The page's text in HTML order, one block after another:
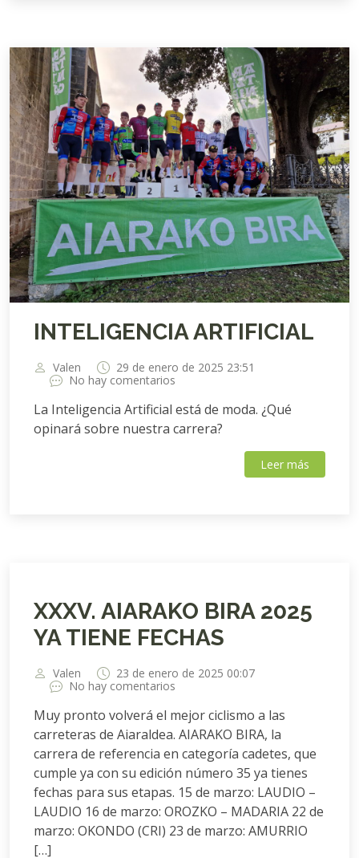
INTELIGENCIA ARTIFICIAL
Valen
29 de enero de 2025 23:51
No hay comentarios
La Inteligencia Artificial está de moda. ¿Qué
opinará sobre nuestra carrera?
Leer más
XXXV. AIARAKO BIRA 2025
YA TIENE FECHAS
Valen
23 de enero de 2025 00:07
No hay comentarios
Muy pronto volverá el mejor ciclismo a las
carreteras de Aiaraldea. AIARAKO BIRA, la
carrera de referencia en categoría cadetes, que
cumple ya con su edición número 35 ya tienes
fechas para sus etapas. 15 de marzo: LAUDIO –
LAUDIO 16 de marzo: OROZKO – MADARIA 22 de
marzo: OKONDO (CRI) 23 de marzo: AMURRIO
[…]